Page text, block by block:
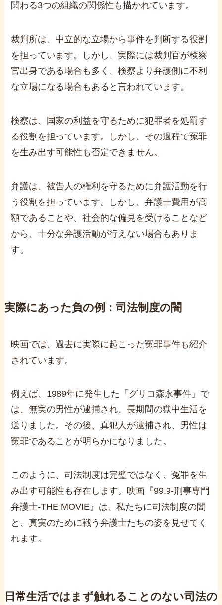
関わる3つの組織の関係性も描かれています。
裁判所は、中立的な立場から事件を判断する役割
を担っています。しかし、実際には裁判官が検察
官出身である場合も多く、検察より弁護側に不利
な立場になる場合もあると言われています。
検察は、国家の利益を守るために犯罪者を処罰す
る役割を担っています。しかし、その過程で冤罪
を生み出す可能性も否定できません。
弁護は、被告人の権利を守るために弁護活動を行
う役割を担っています。しかし、弁護士費用が高
額であることや、社会的な偏見を受けることなど
から、十分な弁護活動が行えない場合もありま
す。
実際にあった負の例：司法制度の闇
映画では、過去に実際に起こった冤罪事件も紹介
されています。
例えば、 1989年に発生した「グリコ森永事件」で
は、無実の男性が逮捕され、長期間の獄中生活を
送りました。その後、真犯人が逮捕され、男性は
冤罪であることが明らかになりました。
このように、司法制度は完璧ではなく、冤罪を生
み出す可能性も存在します。映画『99.9-刑事専門
弁護士-THE MOVIE』は、私たちに司法制度の闇
と、真実のために戦う弁護士たちの姿を見せてく
れます。
日常生活ではまず触れることのない司法の